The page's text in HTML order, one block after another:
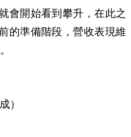
會開始看到攀升，在此之
的準備階段，營收表現維
）